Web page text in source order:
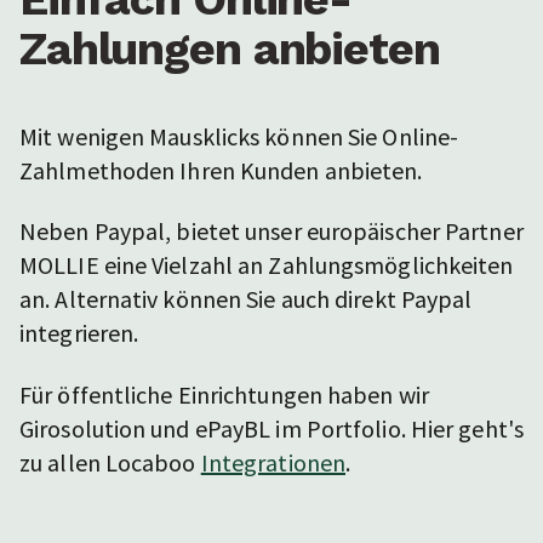
Zahlungen anbieten
Mit wenigen Mausklicks können Sie Online-
Zahlmethoden Ihren Kunden anbieten.
Neben Paypal, bietet unser europäischer Partner
MOLLIE eine Vielzahl an Zahlungsmöglichkeiten
an. Alternativ können Sie auch direkt Paypal
integrieren.
Für öffentliche Einrichtungen haben wir
Girosolution und ePayBL im Portfolio. Hier geht's
zu allen Locaboo Integrationen.